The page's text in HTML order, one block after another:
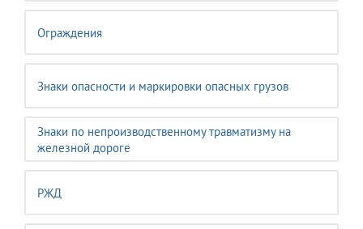
Ограждения
Знаки опасности и маркировки опасных грузов
Знаки по непроизводственному травматизму на
железной дороге
РЖД